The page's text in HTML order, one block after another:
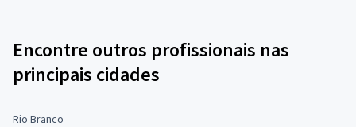
Encontre outros profissionais nas
principais cidades
Rio Branco